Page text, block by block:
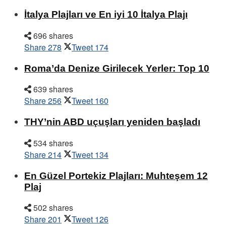
İtalya Plajları ve En iyi 10 İtalya Plajı
696 shares
Share278 Tweet 174
Roma’da Denize Girilecek Yerler: Top 10
639 shares
Share256 Tweet 160
THY’nin ABD uçuşları yeniden başladı
534 shares
Share214 Tweet 134
En Güzel Portekiz Plajları: Muhteşem 12
Plaj
502 shares
Share201 Tweet 126